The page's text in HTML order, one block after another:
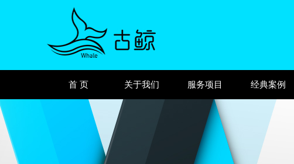
首 页 关于我们 服务项目 经典案例